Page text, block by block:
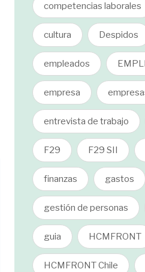
competencias laborales
cultura Despidos
empleados
empresa
entrevista de trabajo
F29 F29 SII
finanzas gastos
gestión de personas
guia HCMFRONT
HCMFRONT Chile